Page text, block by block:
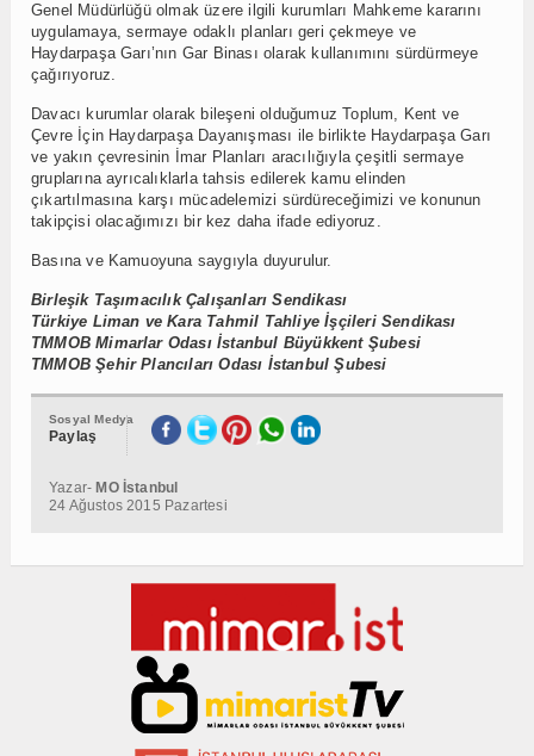
Genel Müdürlüğü olmak üzere ilgili kurumları Mahkeme kararını
uygulamaya, sermaye odaklı planları geri çekmeye ve
Haydarpaşa Garı’nın Gar Binası olarak kullanımını sürdürmeye
çağırıyoruz.
Davacı kurumlar olarak bileşeni olduğumuz Toplum, Kent ve
Çevre İçin Haydarpaşa Dayanışması ile birlikte Haydarpaşa Garı
ve yakın çevresinin İmar Planları aracılığıyla çeşitli sermaye
gruplarına ayrıcalıklarla tahsis edilerek kamu elinden
çıkartılmasına karşı mücadelemizi sürdüreceğimizi ve konunun
takipçisi olacağımızı bir kez daha ifade ediyoruz.
Basına ve Kamuoyuna saygıyla duyurulur.
Birleşik Taşımacılık Çalışanları Sendikası
Türkiye Liman ve Kara Tahmil Tahliye İşçileri Sendikası
TMMOB Mimarlar Odası İstanbul Büyükkent Şubesi
TMMOB Şehir Plancıları Odası İstanbul Şubesi
Sosyal Medya
Paylaş
Yazar- MO İstanbul
24 Ağustos 2015 Pazartesi